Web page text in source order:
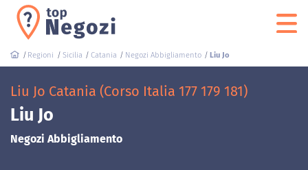
Regioni Sicilia Catania Negozi Abbigliamento Liu Jo
Liu Jo Catania (Corso Italia 177 179 181)
Liu Jo
Negozi Abbigliamento